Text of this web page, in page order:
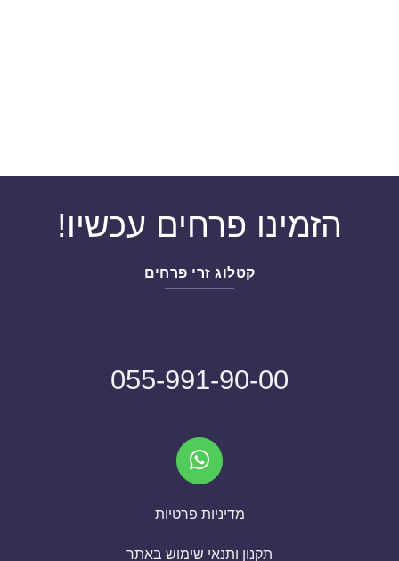
הזמינו פרחים עכשיו!
קטלוג זרי פרחים
055-991-90-00
מדיניות פרטיות
תקנון ותנאי שימוש באתר